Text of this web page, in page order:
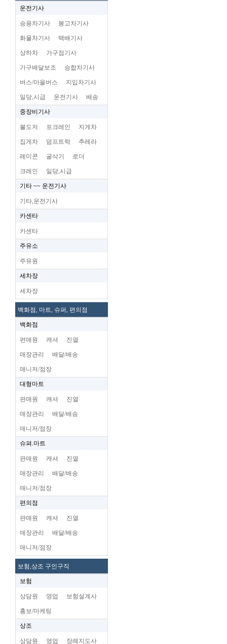
운전기사
승용차기사 봉고차기사
화물차기사 택배기사
상하차 가구점기사
가구배달보조 승합차기사
버스/마을버스 지입차기사
일당,시급 운전기사 배송
중장비기사
불도저 포크레인 지게차
집게차 덤프트럭 추레라
레미콘 굴삭기 로더
크레인 일당,시급
기타 ~~ 운전기사
기타,운전기사
카센타
카센타
주유소
주유원
세차장
세차장
백화점, 마트, 슈퍼, 편의점
백화점
편매원 캐셔 진열
매장관리 배달/배송
매니저/점장
대형마트
판매원 캐셔 진열
매장관리 배달/배송
매니저/점장
슈펴.마트
판매원 캐셔 진열
매장관리 배달/배송
매니저/점장
편의점
판매원 캐셔 진열
매장관리 배달/배송
매니저/점장
보험,상조 구인구직
보험
상담원 영업 보험설계사
홍보/마케팅
상조
상담원 영업 장례지도사